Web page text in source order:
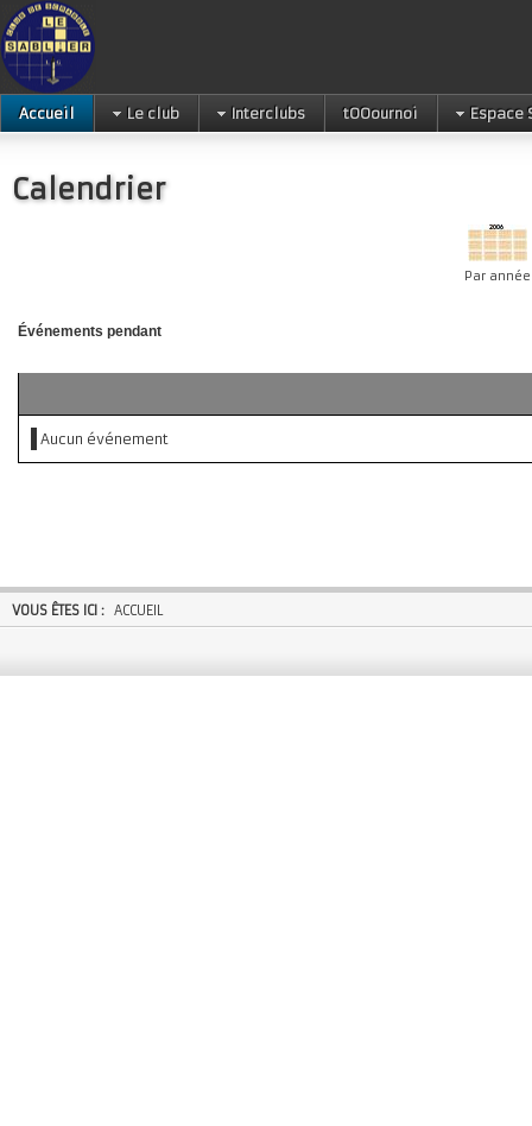
Accueil Le club Interclubs tOOournoi Espace
Calendrier
Par année
Événements pendant
Aucun événement
VOUS ÊTES ICI : ACCUEIL